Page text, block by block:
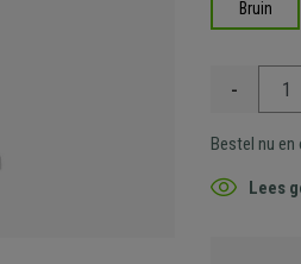
Bruin
-
Bestel nu
Lees